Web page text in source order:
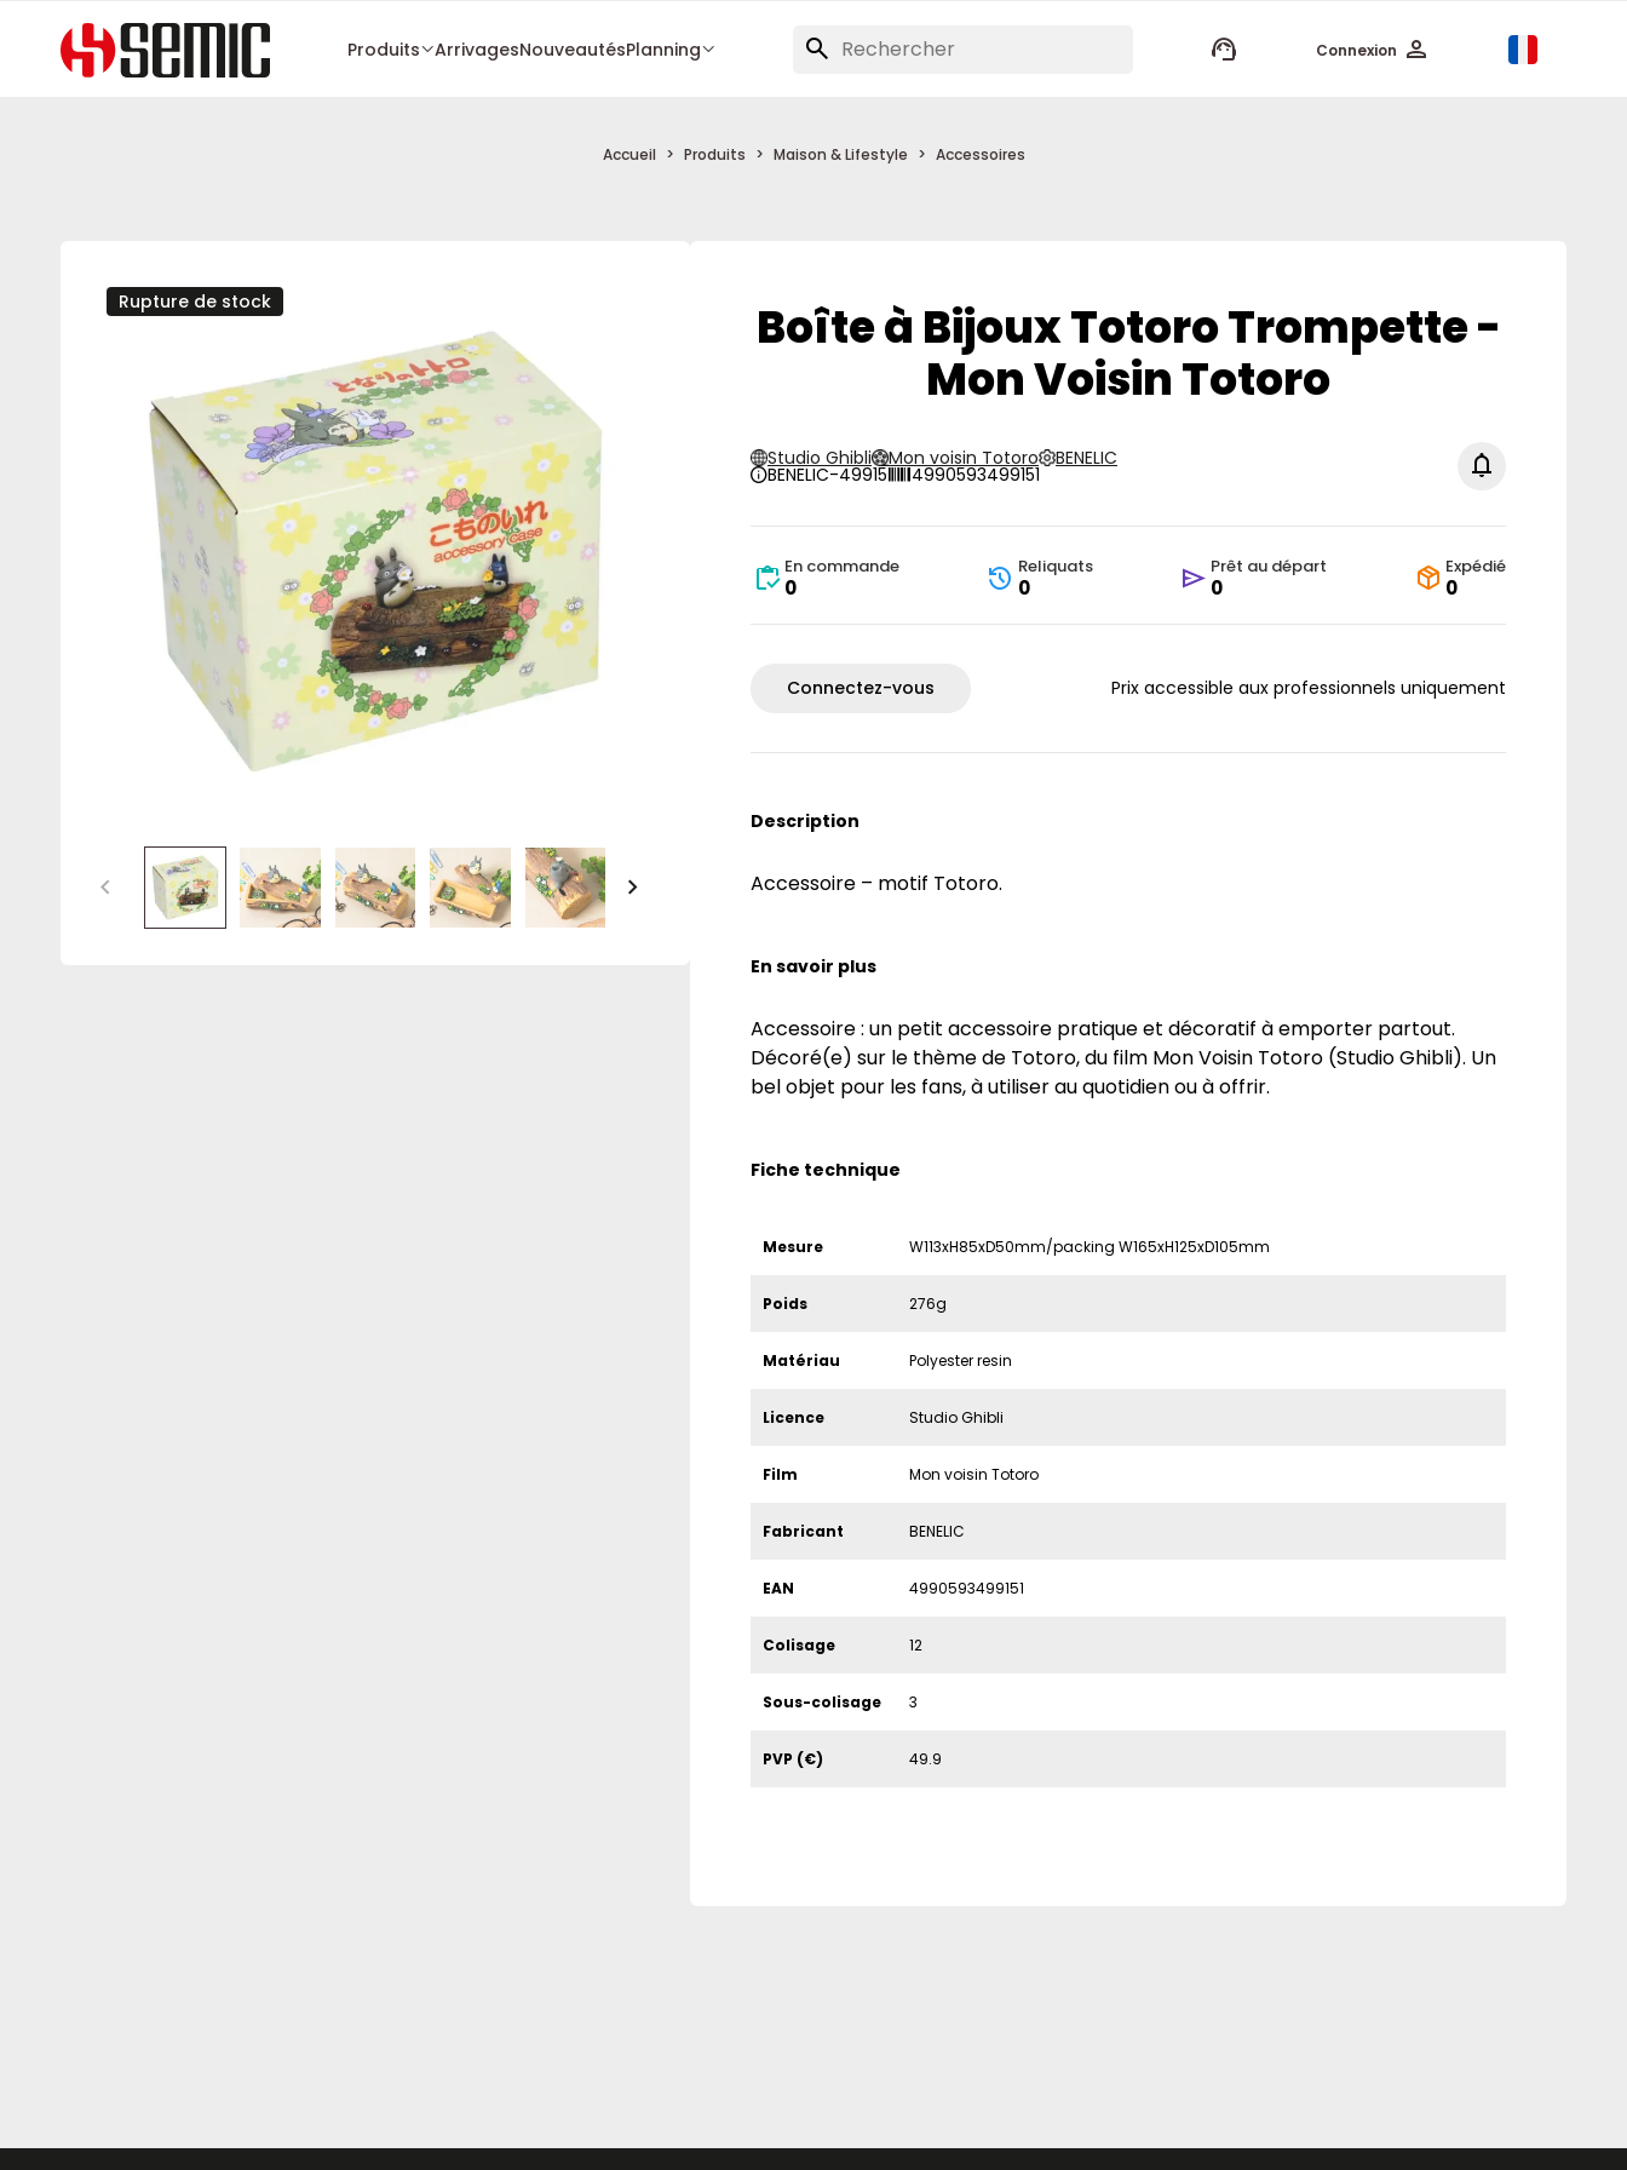
Produits ArrivagesNouveautésPlanning Connexion
Accueil Produits Maison & Lifestyle Accessoires
Rupture de stock
Boîte à Bijoux Totoro Trompette -
Mon Voisin Totoro
Studio Ghibli Mon voisin Totoro BENELIC
BENELIC-49915 4990593499151
En commande
0
Reliquats
0
Prêt au départ
0
Expédié
0
Connectez-vous Prix accessible aux professionnels uniquement
Description
Accessoire – motif Totoro.
En savoir plus
Accessoire : un petit accessoire pratique et décoratif à emporter partout.
Décoré(e) sur le thème de Totoro, du film Mon Voisin Totoro (Studio Ghibli). Un
bel objet pour les fans, à utiliser au quotidien ou à offrir.
Fiche technique
Mesure W113xH85xD50mm/packing W165xH125xD105mm
Poids 276g
Matériau Polyester resin
Licence Studio Ghibli
Film Mon voisin Totoro
Fabricant BENELIC
EAN 4990593499151
Colisage 12
Sous-colisage 3
PVP (€) 49.9